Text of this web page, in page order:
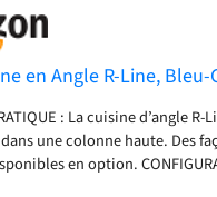
en Angle R-Line,
: La cuisine d’angle
une colonne haute. Des
en option.